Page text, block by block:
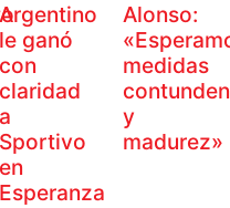
Argentino
le ganó
con
claridad
a
Sportivo
en
Esperanza
Alonso:
medidas
y
madurez»